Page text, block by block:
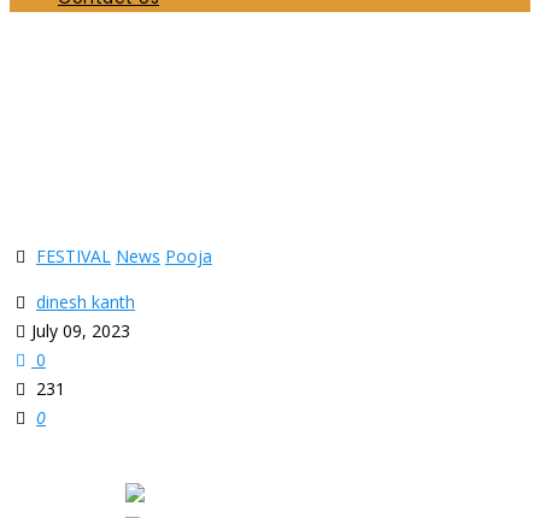
FESTIVAL News Pooja
dinesh kanth
July 09, 2023
0
231
0